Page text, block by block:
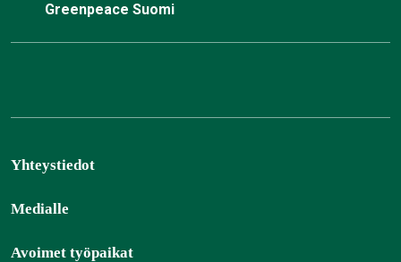
Greenpeace Suomi
Yhteystiedot
Medialle
Avoimet työpaikat